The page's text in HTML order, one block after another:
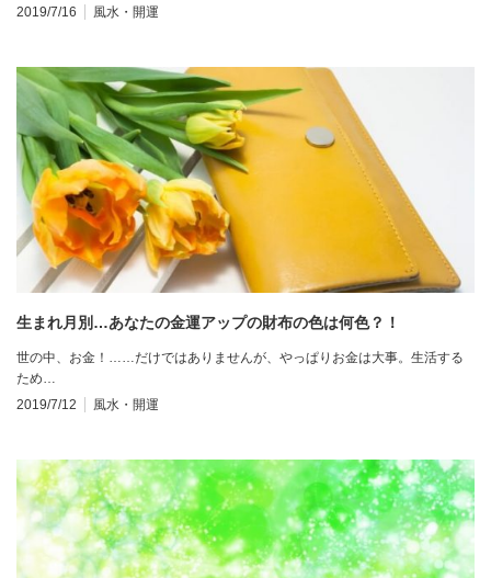
2019/7/16
風水・開運
生まれ月別…あなたの金運アップの財布の色は何色？！
世の中、お金！……だけではありませんが、やっぱりお金は大事。生活する
ため…
2019/7/12
風水・開運